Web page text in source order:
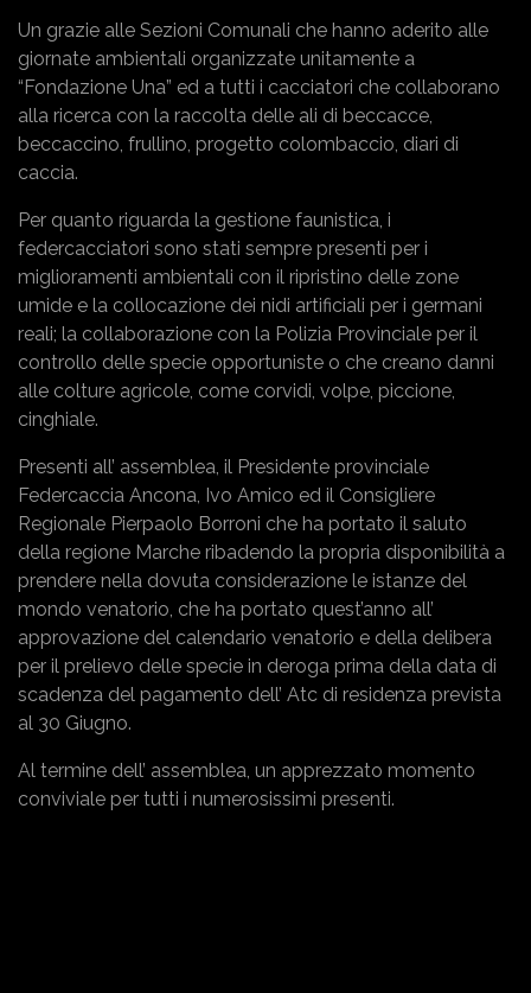
Un grazie alle Sezioni Comunali che hanno aderito alle
giornate ambientali organizzate unitamente a
“Fondazione Una” ed a tutti i cacciatori che collaborano
alla ricerca con la raccolta delle ali di beccacce,
beccaccino, frullino, progetto colombaccio, diari di
caccia.
Per quanto riguarda la gestione faunistica, i
federcacciatori sono stati sempre presenti per i
miglioramenti ambientali con il ripristino delle zone
umide e la collocazione dei nidi artificiali per i germani
reali; la collaborazione con la Polizia Provinciale per il
controllo delle specie opportuniste o che creano danni
alle colture agricole, come corvidi, volpe, piccione,
cinghiale.
Presenti all’ assemblea, il Presidente provinciale
Federcaccia Ancona, Ivo Amico ed il Consigliere
Regionale Pierpaolo Borroni che ha portato il saluto
della regione Marche ribadendo la propria disponibilità a
prendere nella dovuta considerazione le istanze del
mondo venatorio, che ha portato quest’anno all’
approvazione del calendario venatorio e della delibera
per il prelievo delle specie in deroga prima della data di
scadenza del pagamento dell’ Atc di residenza prevista
al 30 Giugno.
Al termine dell’ assemblea, un apprezzato momento
conviviale per tutti i numerosissimi presenti.